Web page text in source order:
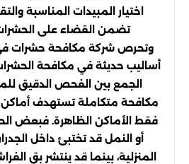
اختيار المبيدات المناسبة
تضمن القضاء على
وتحرص شركة مكافحة حشرات في
أساليب حديثة في مكافحة
الجمع بين الفحص الدقيق
مكافحة متكاملة تستهدف أماكن
فقط الأماكن الظاهرة. فبعض
أو النمل قد تختبئ داخل
المنزلية، بينما قد ينتشر بق